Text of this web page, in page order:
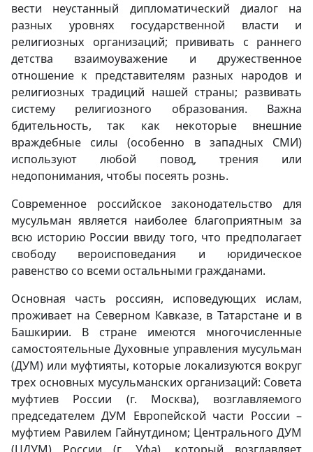
вести неустанный дипломатический диалог на
разных уровнях государственной власти и
религиозных организаций; прививать с раннего
детства взаимоуважение и дружественное
отношение к представителям разных народов и
религиозных традиций нашей страны; развивать
систему религиозного образования. Важна
бдительность, так как некоторые внешние
враждебные силы (особенно в западных СМИ)
используют любой повод, трения или
недопонимания, чтобы посеять рознь.
Современное российское законодательство для
мусульман является наиболее благоприятным за
всю историю России ввиду того, что предполагает
свободу вероисповедания и юридическое
равенство со всеми остальными гражданами.
Основная часть россиян, исповедующих ислам,
проживает на Северном Кавказе, в Татарстане и в
Башкирии. В стране имеются многочисленные
самостоятельные Духовные управления мусульман
(ДУМ) или муфтияты, которые локализуются вокруг
трех основных мусульманских организаций: Совета
муфтиев России (г. Москва), возглавляемого
председателем ДУМ Европейской части России –
муфтием Равилем Гайнутдином; Центрального ДУМ